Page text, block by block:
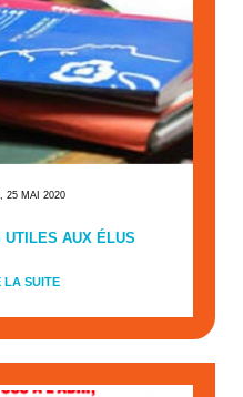
25 MAI 2020
UTILES AUX ÉLUS
LA SUITE